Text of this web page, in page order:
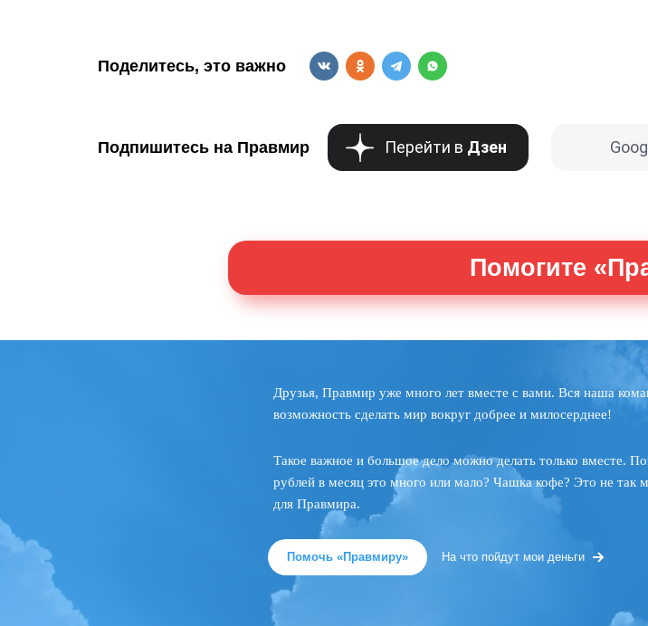
Поделитесь, это важно
Подпишитесь на Правмир Перейти в Дзен
Помогите
Друзья, Правмир уже много лет вместе с вами. Вся наша
возможность сделать мир вокруг добрее и милосерднее!
Такое важное и большое дело можно делать только вместе.
рублей в месяц это много или мало? Чашка кофе? Это не так
для Правмира.
Помочь «Правмиру» На что пойдут мои деньги